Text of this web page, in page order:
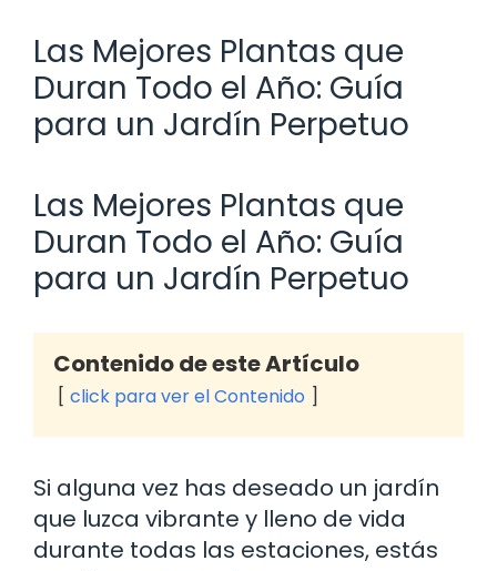
Las Mejores Plantas que
Duran Todo el Año: Guía
para un Jardín Perpetuo
Las Mejores Plantas que
Duran Todo el Año: Guía
para un Jardín Perpetuo
Contenido de este Artículo
click para ver el Contenido
Si alguna vez has deseado un jardín
que luzca vibrante y lleno de vida
durante todas las estaciones, estás